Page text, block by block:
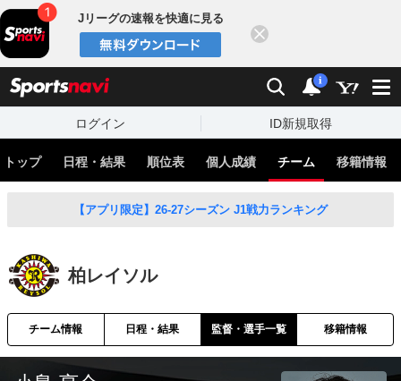
Jリーグの速報を快適に見る
検索 通知
i
ログイン ID新規取得
トップ 日程・結果 順位表 個人成績 チーム 移籍情報
【アプリ限定】26-27シーズン J1戦力ランキング
柏レイソル
チーム情報 日程・結果 監督・選手一覧 移籍情報